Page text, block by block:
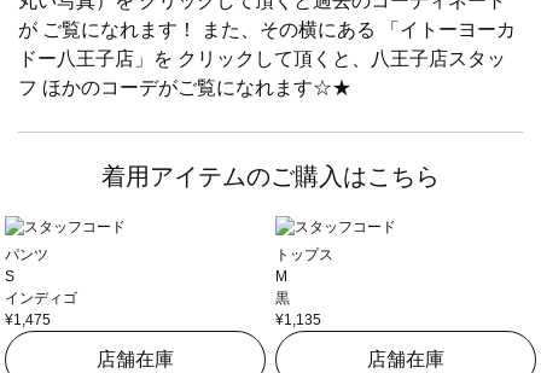
が ご覧になれます！ また、その横にある 「イトーヨーカ
ドー八王子店」を クリックして頂くと、八王子店スタッ
フ ほかのコーデがご覧になれます☆★
着用アイテムのご購入はこちら
パンツ
S
インディゴ
¥1,475
店舗在庫
トップス
M
黒
¥1,135
店舗在庫